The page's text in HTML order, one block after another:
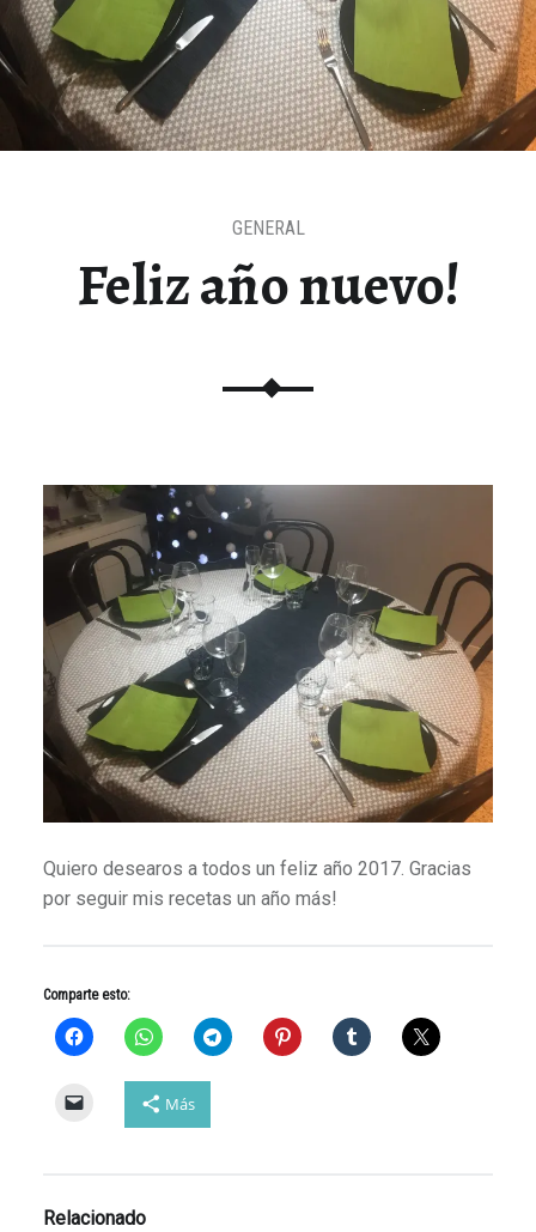
Feliz año nuevo!
GENERAL
Quiero desearos a todos un feliz año 2017. Gracias
por seguir mis recetas un año más!
Comparte esto:
Más
Relacionado